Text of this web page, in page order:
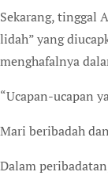
Sekarang, tinggal
lidah” yang
menghafalnya
“Ucapan-ucapan
Mari beribadah
Dalam